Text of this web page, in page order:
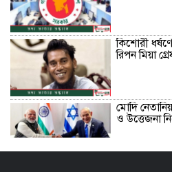
কিশোরী
রিপন মিয়া
মোদি
ও উত্তেজনা